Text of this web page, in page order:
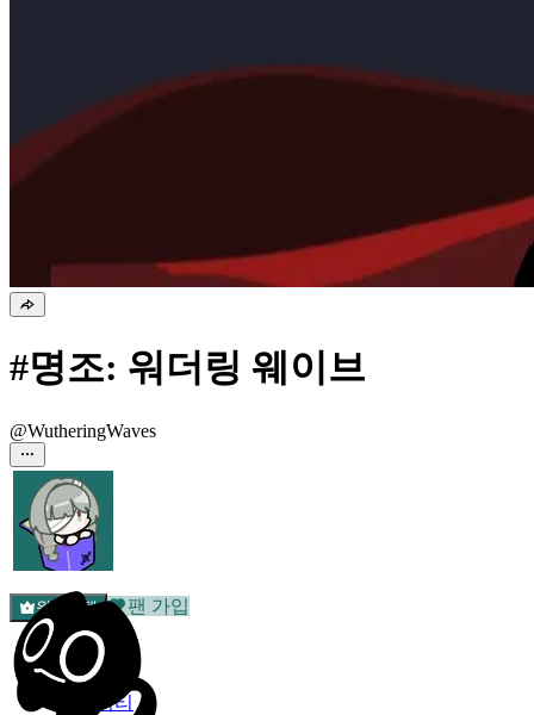
#명조: 워더링 웨이브
@WutheringWaves
원픽선택 팬 가입
밐타운
피드
커뮤니티